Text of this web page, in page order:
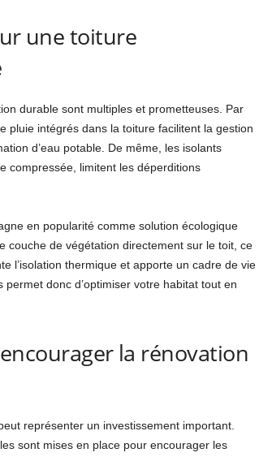
une toiture
durable sont multiples et prometteuses. Par
pluie intégrés dans la toiture facilitent la gestion
d’eau potable. De même, les isolants
compressée, limitent les déperditions
en popularité comme solution écologique
couche de végétation directement sur le toit, ce
l’isolation thermique et apporte un cadre de vie
donc d’optimiser votre habitat tout en
la rénovation
représenter un investissement important.
sont mises en place pour encourager les